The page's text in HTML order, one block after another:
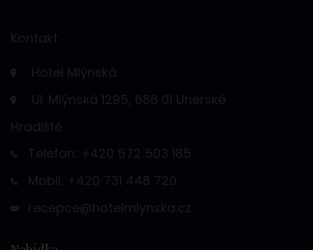
Kontakt
Hotel Mlýnská
Ul. Mlýnská 1295, 686 01 Uherské
Hradiště
Telefon: +420 572 503 185
Mobil: +420 731 448 720
recepce@hotelmlynska.cz